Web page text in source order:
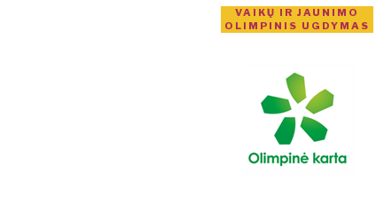
VAIKŲ IR JAUNIMO
OLIMPINIS UGDYMAS